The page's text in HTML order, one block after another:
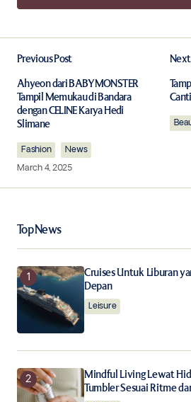
Add a comment
Required fields are marked*
Comment
Save my name, email, and
the next time I comment.
Notify me of new posts by email.
Previous Post
Ahyeon dari BABYMONSTER
Tampil Memukau di Bandara
dengan CELINE Karya Hedi
Slimane
Fashion
News
March 4, 2025
Top News
Cruises Untuk Liburan
Depan
Leisure
Mindful Living Lewat
Tumbler Sesuai Ritme